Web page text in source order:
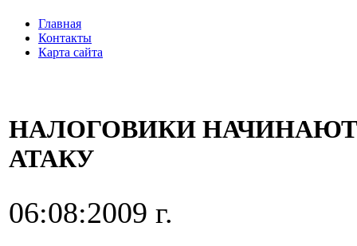
Главная
Контакты
Карта сайта
НАЛОГОВИКИ
АТАКУ
06:08:2009 г.